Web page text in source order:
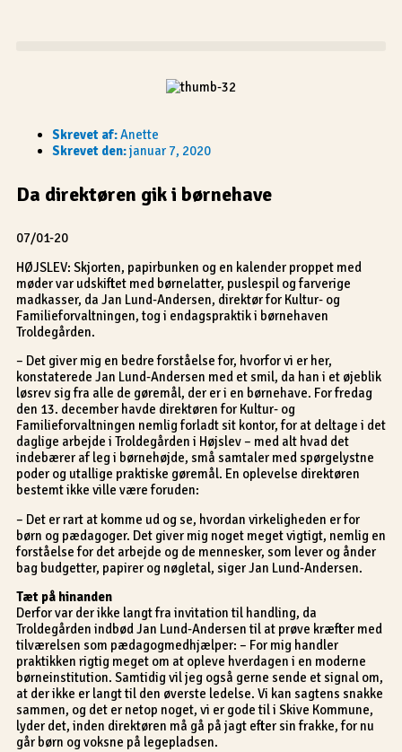
Skrevet af:Anette
Skrevet den:januar 7, 2020
Da direktøren gik i børnehave
07/01-20
HØJSLEV: Skjorten, papirbunken og en kalender proppet med
møder var udskiftet med børnelatter, puslespil og farverige
madkasser, da Jan Lund-Andersen, direktør for Kultur- og
Familieforvaltningen, tog i endagspraktik i børnehaven
Troldegården.
– Det giver mig en bedre forståelse for, hvorfor vi er her,
konstaterede Jan Lund-Andersen med et smil, da han i et øjeblik
løsrev sig fra alle de gøremål, der er i en børnehave. For fredag
den 13. december havde direktøren for Kultur- og
Familieforvaltningen nemlig forladt sit kontor, for at deltage i det
daglige arbejde i Troldegården i Højslev – med alt hvad det
indebærer af leg i børnehøjde, små samtaler med spørgelystne
poder og utallige praktiske gøremål. En oplevelse direktøren
bestemt ikke ville være foruden:
– Det er rart at komme ud og se, hvordan virkeligheden er for
børn og pædagoger. Det giver mig noget meget vigtigt, nemlig en
forståelse for det arbejde og de mennesker, som lever og ånder
bag budgetter, papirer og nøgletal, siger Jan Lund-Andersen.
Tæt på hinanden
Derfor var der ikke langt fra invitation til handling, da
Troldegården indbød Jan Lund-Andersen til at prøve kræfter med
tilværelsen som pædagogmedhjælper: – For mig handler
praktikken rigtig meget om at opleve hverdagen i en moderne
børneinstitution. Samtidig vil jeg også gerne sende et signal om,
at der ikke er langt til den øverste ledelse. Vi kan sagtens snakke
sammen, og det er netop noget, vi er gode til i Skive Kommune,
lyder det, inden direktøren må gå på jagt efter sin frakke, for nu
går børn og voksne på legepladsen.